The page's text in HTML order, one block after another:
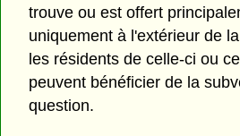
trouve ou est offert
uniquement à l'extérieur de
les résidents de celle-ci ou
peuvent bénéficier de la
question.